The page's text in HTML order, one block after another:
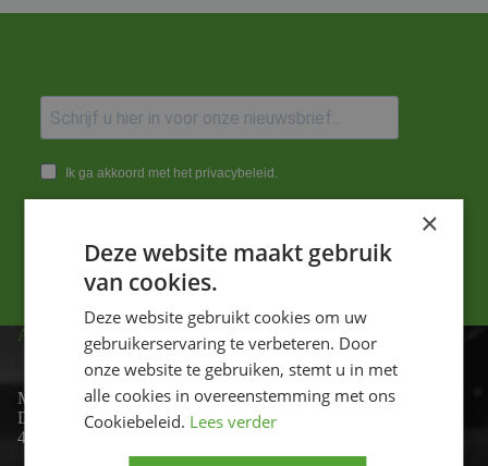
Ik ga akkoord met het privacybeleid.
ADRES
Motor-id
De Lind 17
4841 KC Prinsenbeek
×
Deze website maakt gebruik
van cookies.
Deze website gebruikt cookies om uw
gebruikerservaring te verbeteren. Door
onze website te gebruiken, stemt u in met
alle cookies in overeenstemming met ons
Cookiebeleid. Lees verder